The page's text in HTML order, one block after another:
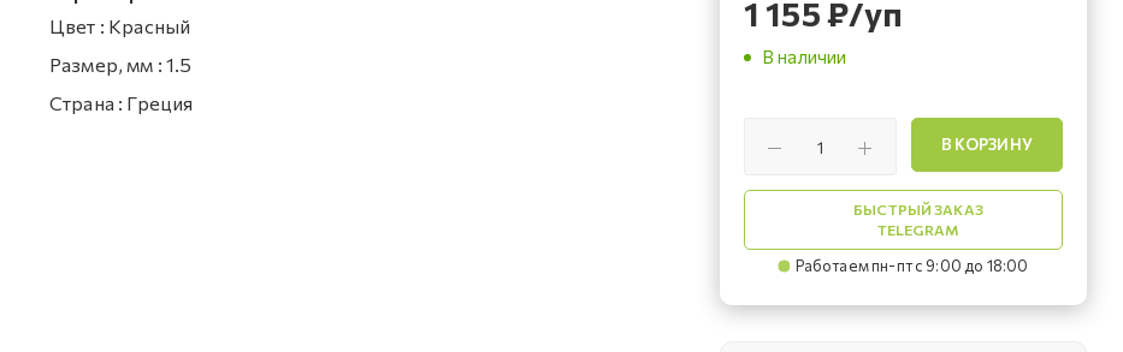
Цвет : Красный
Размер, мм : 1.5
Страна : Греция
1 155₽/уп
В наличии
В КОРЗИНУ
БЫСТРЫЙ ЗАКАЗ
TELEGRAM
Работаем пн-пт с 9:00 до 18:00